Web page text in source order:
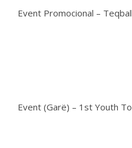
Event Promocional –
Event (Garë) – 1st Youth